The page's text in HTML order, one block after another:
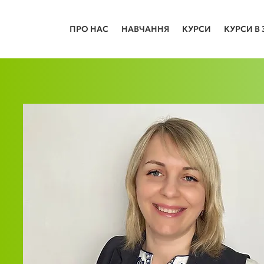
ПРО НАС НАВЧАННЯ КУРСИ КУРСИ В